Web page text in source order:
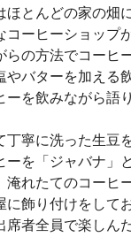
ほとんどの家の畑
ーヒーショップ
らの方法でコーヒ
バターを加える
ーを飲みながら語
丁寧に洗った生豆
を「ジャバナ」
れたてのコーヒ
に飾り付けをして
席者全員で楽しん